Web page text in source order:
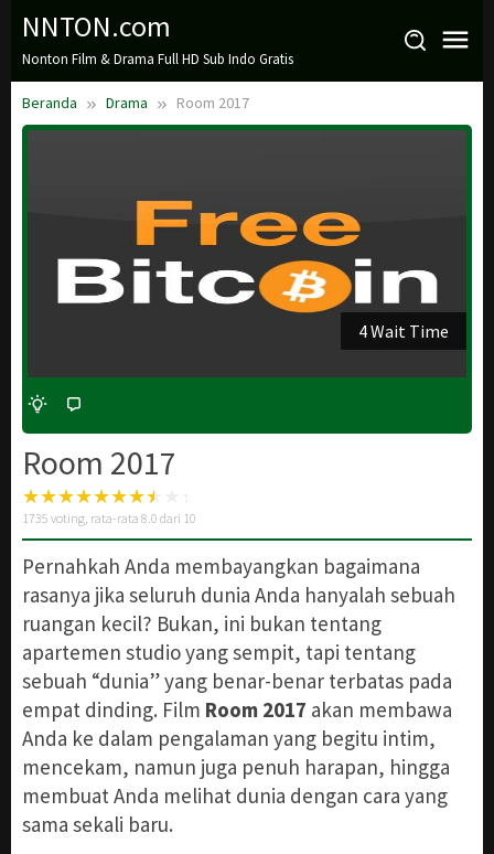
Loncat
konten
NNTON.com
Nonton Film & Drama Full HD Sub Indo Gratis
Beranda Drama Room 2017
3 Wait Time
Room 2017
1735 voting, rata-rata 8.0 dari 10
Pernahkah Anda membayangkan bagaimana
rasanya jika seluruh dunia Anda hanyalah sebuah
ruangan kecil? Bukan, ini bukan tentang
apartemen studio yang sempit, tapi tentang
sebuah “dunia” yang benar-benar terbatas pada
empat dinding. Film Room 2017 akan membawa
Anda ke dalam pengalaman yang begitu intim,
mencekam, namun juga penuh harapan, hingga
membuat Anda melihat dunia dengan cara yang
sama sekali baru.